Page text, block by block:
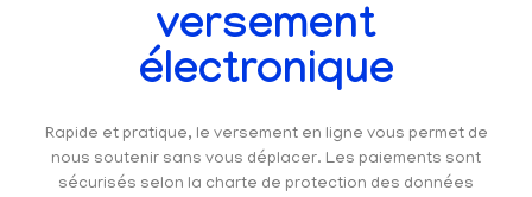
versement
électronique
Rapide et pratique, le versement en ligne vous permet de
nous soutenir sans vous déplacer. Les paiements sont
sécurisés selon la charte de protection des données